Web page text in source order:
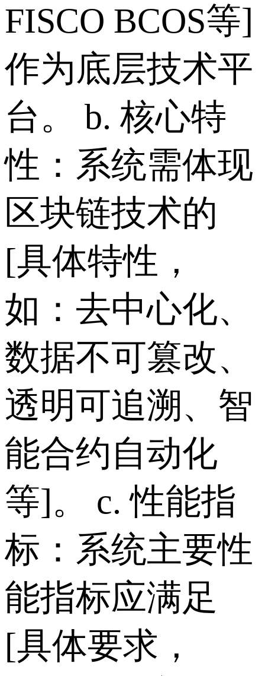
FISCO BCOS等]
作为底层技术平
台。 b. 核心特
性：系统需体现
区块链技术的
[具体特性，
如：去中心化、
数据不可篡改、
透明可追溯、智
能合约自动化
等]。 c. 性能指
标：系统主要性
能指标应满足
[具体要求，